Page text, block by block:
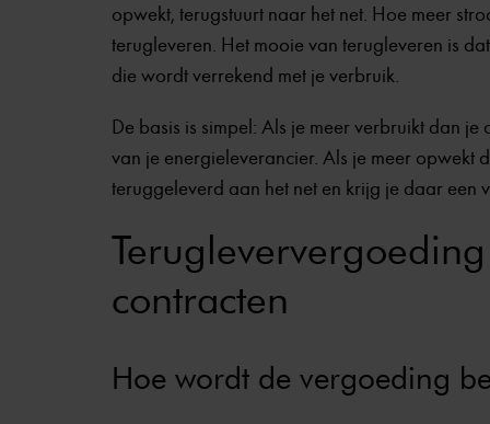
opwekt, terugstuurt naar het net. Hoe meer
terugleveren. Het mooie van terugleveren is
die wordt verrekend met je verbruik.
De basis is simpel: Als je meer verbruikt dan
van je energieleverancier. Als je meer opwekt
teruggeleverd aan het net en krijg je daar een
contracten
Hoe wordt de vergoeding